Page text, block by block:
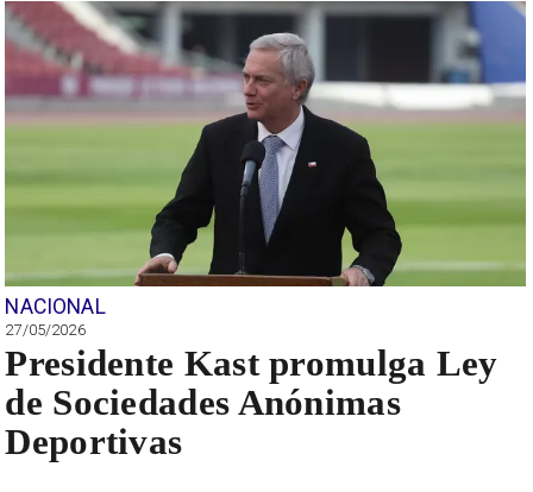
NACIONAL
27/05/2026
Presidente Kast promulga Ley
de Sociedades Anónimas
Deportivas